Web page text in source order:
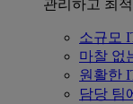
관리하고 최
소규모
마찰 없
원활한
담당 팀